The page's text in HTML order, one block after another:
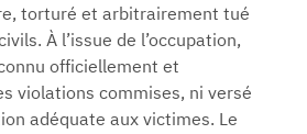
torturé et arbitrairement tué
À l’issue de l’occupation,
officiellement et
violations commises, ni versé
adéquate aux victimes. Le